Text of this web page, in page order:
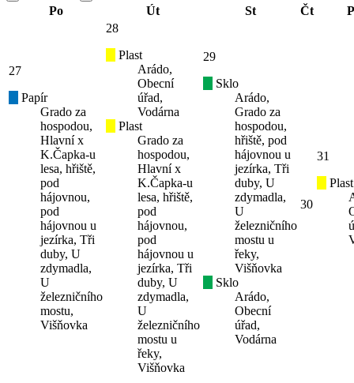
Po
Út St Čt
27
Papír
Grado za
hospodou,
Hlavní x
K.Čapka-u
lesa, hřiště,
pod
hájovnou,
pod
hájovnou u
jezírka, Tři
duby, U
zdymadla,
U
železničního
mostu,
Višňovka
28
Plast
Arádo,
Obecní
úřad,
Vodárna
Plast
Grado za
hospodou,
Hlavní x
K.Čapka-u
lesa, hřiště,
pod
hájovnou,
pod
hájovnou u
jezírka, Tři
duby, U
zdymadla,
U
železničního
mostu u
řeky,
Višňovka
29
Sklo
Arádo,
Grado za
hospodou,
hřiště, pod
hájovnou u
jezírka, Tři
duby, U
zdymadla,
U
železničního
mostu u
řeky,
Višňovka
Sklo
Arádo,
Obecní
úřad,
Vodárna
30
31
Plast